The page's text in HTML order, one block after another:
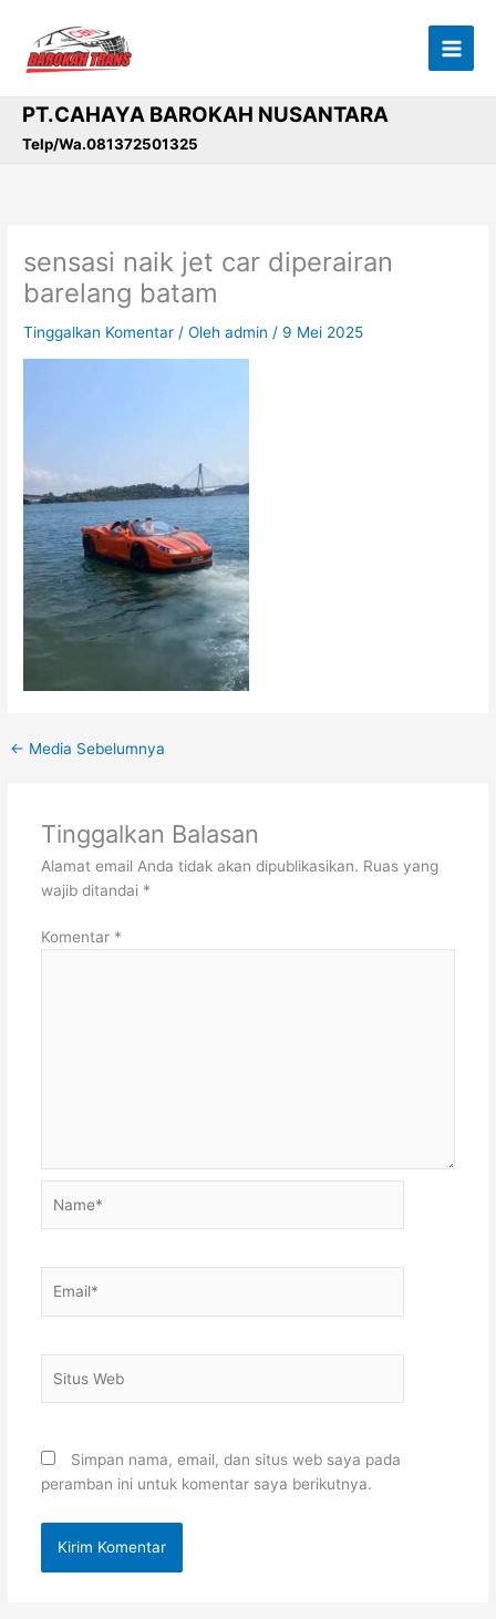
konten
PT.CAHAYA BAROKAH NUSANTARA
Telp/Wa.081372501325
sensasi naik jet car diperairan
barelang batam
Tinggalkan Komentar / Olehadmin / 9 Mei 2025
← Media Sebelumnya
Tinggalkan Balasan
Alamat email Anda tidak akan dipublikasikan. Ruas yang
wajib ditandai *
Komentar *
Web
Simpan nama, email, dan situs web saya pada
peramban ini untuk komentar saya berikutnya.